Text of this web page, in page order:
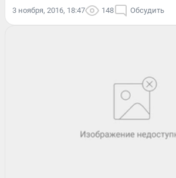
3 ноября, 2016, 18:47 148 Обсудить